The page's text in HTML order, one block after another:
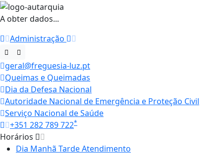
A obter dados...
Administração
geral@freguesia-luz.pt
Queimas e Queimadas
Dia da Defesa Nacional
Autoridade Nacional de Emergência e Proteção Civil
Serviço Nacional de Saúde
+351 282 789 722*
Horários
Dia Manhã TardeAtendimento